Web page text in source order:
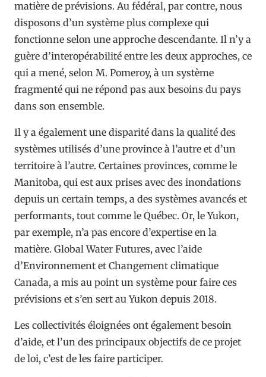
matière de prévisions. Au fédéral, par contre, nous
disposons d’un système plus complexe qui
fonctionne selon une approche descendante. Il n’y a
guère d’interopérabilité entre les deux approches, ce
qui a mené, selon M. Pomeroy, à un système
fragmenté qui ne répond pas aux besoins du pays
dans son ensemble.
Il y a également une disparité dans la qualité des
systèmes utilisés d’une province à l’autre et d’un
territoire à l’autre. Certaines provinces, comme le
Manitoba, qui est aux prises avec des inondations
depuis un certain temps, a des systèmes avancés et
performants, tout comme le Québec. Or, le Yukon,
par exemple, n’a pas encore d’expertise en la
matière. Global Water Futures, avec l’aide
d’Environnement et Changement climatique
Canada, a mis au point un système pour faire ces
prévisions et s’en sert au Yukon depuis 2018.
Les collectivités éloignées ont également besoin
d’aide, et l’un des principaux objectifs de ce projet
de loi, c’est de les faire participer.